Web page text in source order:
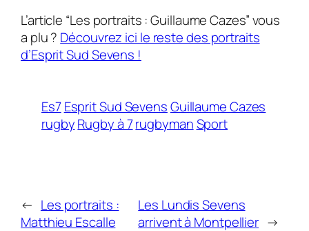
L’article “Les portraits : Guillaume Cazes” vous
a plu ? Découvrez ici le reste des portraits
d’Esprit Sud Sevens !
Es7 Esprit Sud SevensGuillaume Cazes
rugbyRugby à 7rugbymanSport
← Les portraits :
Matthieu Escalle
Les Lundis Sevens
arrivent à Montpellier →